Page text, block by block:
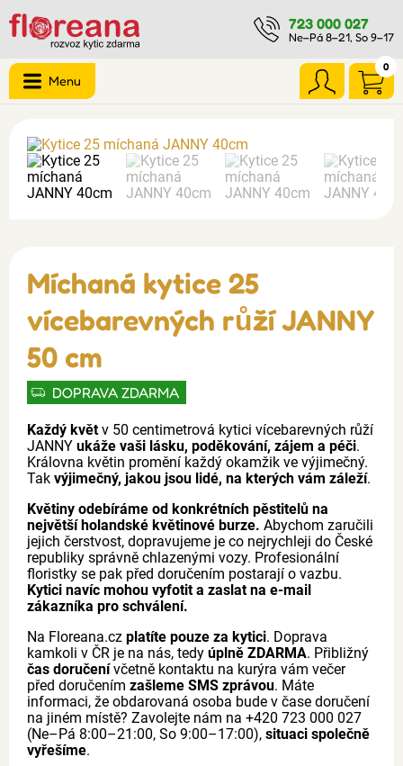
723 000 027
Ne–Pá 8–21, So 9–17
0
Menu
Míchaná kytice 25
vícebarevných růží JANNY
50 cm
DOPRAVA ZDARMA
Každý květv 50 centimetrová kytici vícebarevných růží
JANNY ukáže vaši lásku, poděkování, zájem a péči.
Královna květin promění každý okamžik ve výjimečný.
Tak výjimečný, jakou jsou lidé, na kterých vám záleží.
Květiny odebíráme od konkrétních pěstitelů na
největší holandské květinové burze. Abychom zaručili
jejich čerstvost, dopravujeme je co nejrychleji do České
republiky správně chlazenými vozy. Profesionální
floristky se pak před doručením postarají o vazbu.
Kytici navíc mohou vyfotit a zaslat na e-mail
zákazníka pro schválení.
Na Floreana.cz platíte pouze za kytici. Doprava
kamkoli v ČR je na nás, tedy úplně ZDARMA. Přibližný
čas doručenívčetně kontaktu na kurýra vám večer
před doručením zašleme SMS zprávou. Máte
informaci, že obdarovaná osoba bude v čase doručení
na jiném místě? Zavolejte nám na +420 723 000 027
(Ne–Pá 8:00–21:00, So 9:00–17:00), situaci společně
vyřešíme.